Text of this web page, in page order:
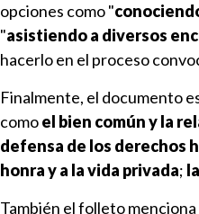
opciones como "
"asistiendo a diversos
hacerlo en el proceso
Finalmente, el documento
comoel bien común y la
defensa de los derechos
honra y a la vida privada;
También el folleto menciona